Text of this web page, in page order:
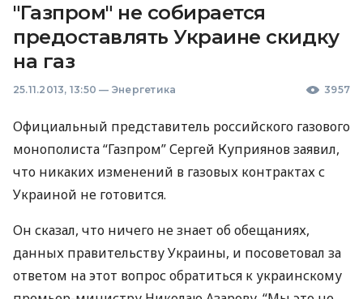
"Газпром" не собирается
предоставлять Украине скидку
на газ
25.11.2013, 13:50 — Энергетика 3957
Официальный представитель российского газового
монополиста “Газпром” Сергей Куприянов заявил,
что никаких изменений в газовых контрактах с
Украиной не готовится.
Он сказал, что ничего не знает об обещаниях,
данных правительству Украины, и посоветовал за
ответом на этот вопрос обратиться к украинскому